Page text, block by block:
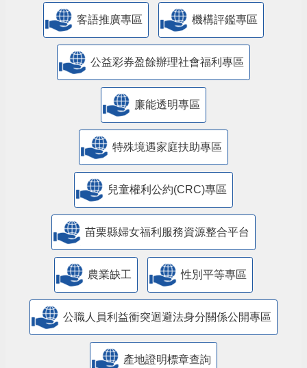
客語推廣專區 機構評鑑專區
公益彩券盈餘辦理社會福利專區
廉能透明專區
特殊境遇家庭扶助專區
兒童權利公約(CRC)專區
苗栗縣婦女福利服務資源整合平台
農業缺工 性別平等專區
公職人員利益衝突迴避法身分關係公開專區
產地證明標章查詢